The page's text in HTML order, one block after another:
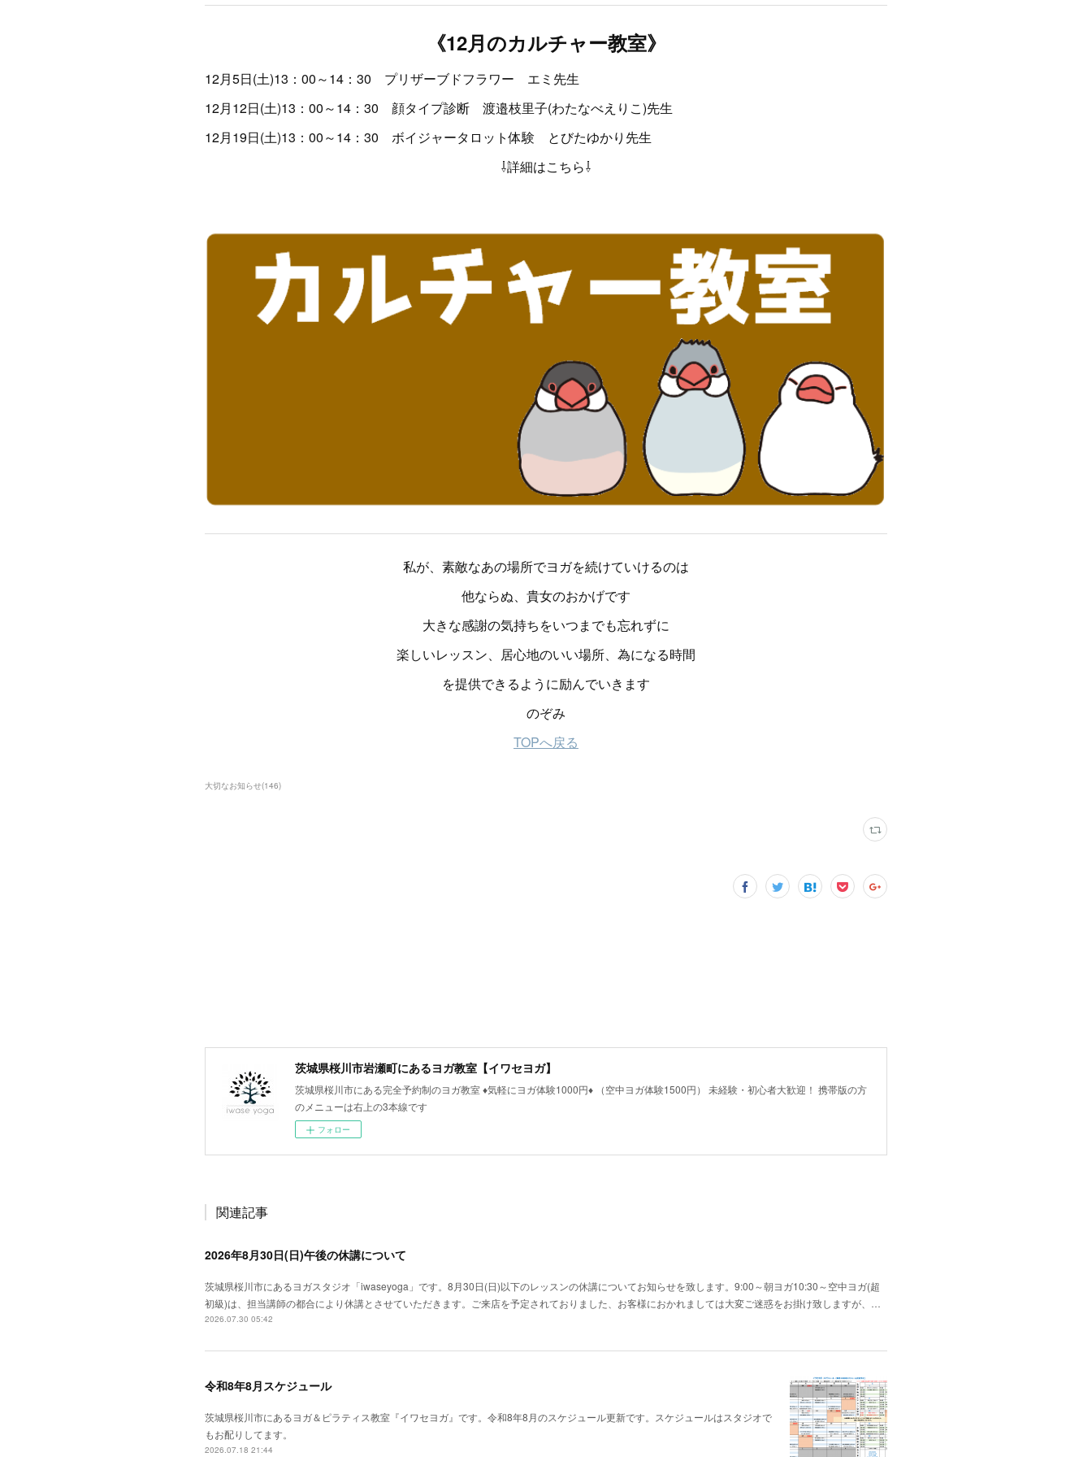
《12月のカルチャー教室》
12月5日(土)13：00～14：30 プリザーブドフラワー エミ先生
12月12日(土)13：00～14：30 顔タイプ診断 渡邉枝里子(わたなべえりこ)先生
12月19日(土)13：00～14：30 ボイジャータロット体験 とびたゆかり先生
⇩詳細はこちら⇩
私が、素敵なあの場所でヨガを続けていけるのは
他ならぬ、貴女のおかげです
大きな感謝の気持ちをいつまでも忘れずに
楽しいレッスン、居心地のいい場所、為になる時間
を提供できるように励んでいきます
のぞみ
TOPへ戻る
大切なお知らせ(146)
茨城県桜川市岩瀬町にあるヨガ教室【イワセヨガ】
茨城県桜川市にある完全予約制のヨガ教室 ♦︎気軽にヨガ体験1000円♦︎ （空中ヨガ体験1500円） 未経験・初心者大歓迎！ 携帯版の方
のメニューは右上の3本線です
フォロー
関連記事
2026年8月30日(日)午後の休講について
茨城県桜川市にあるヨガスタジオ「iwaseyoga」です。8月30日(日)以下のレッスンの休講についてお知らせを致します。9:00～朝ヨガ10:30～空中ヨガ(超
初級)は、担当講師の都合により休講とさせていただきます。ご来店を予定されておりました、お客様におかれましては大変ご迷惑をお掛け致しますが、…
2026.07.30 05:42
令和8年8月スケジュール
茨城県桜川市にあるヨガ＆ピラティス教室『イワセヨガ』です。令和8年8月のスケジュール更新です。スケジュールはスタジオで
もお配りしてます。
2026.07.18 21:44